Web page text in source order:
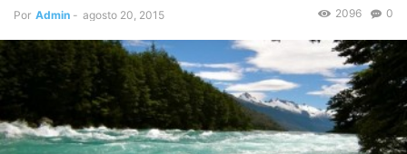
Por Admin - agosto 20, 2015 0
2096